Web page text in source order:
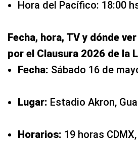
Hora del Pacífico: 18:00
Fecha, hora, TV y dónde
por el Clausura 2026 de la
Fecha: Sábado 16 de
Lugar: Estadio Akron,
Horarios: 19 horas